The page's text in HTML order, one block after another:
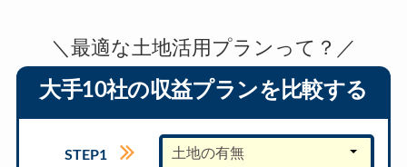
＼最適な土地活用プランって？／
大手10社の収益プランを比較する
STEP1 土地の有無